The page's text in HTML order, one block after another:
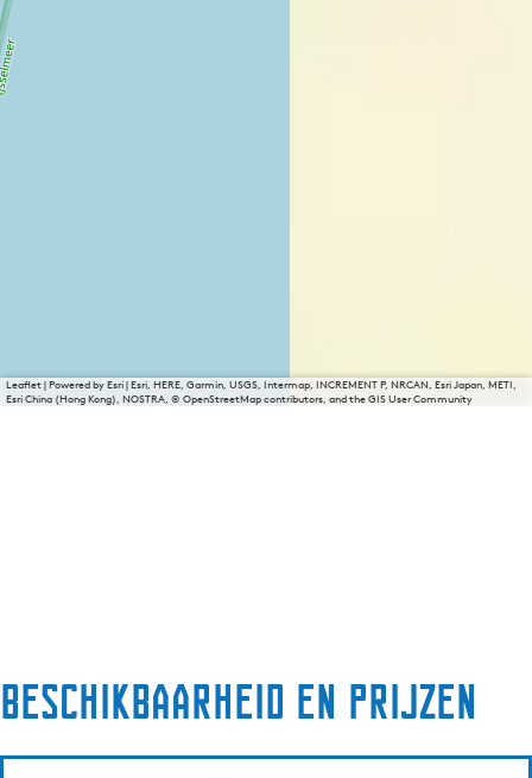
Leaflet|Powered by Esri | Esri, HERE, Garmin, USGS, Intermap, INCREMENT P, NRCAN, Esri Japan, METI,
Esri China (Hong Kong), NOSTRA, © OpenStreetMap contributors, and the GIS User Community
Beschikbaarheid en prijzen